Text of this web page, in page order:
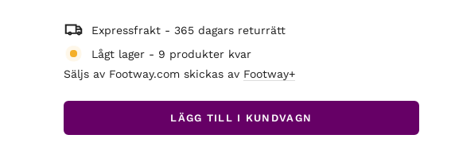
Expressfrakt - 365 dagars returrätt
Lågt lager - 9 produkter kvar
Säljs av Footway.com skickas av Footway+
LÄGG TILL I KUNDVAGN